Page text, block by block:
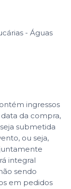
- Águas
ingressos
da compra,
submetida
ou seja,
integral
sendo
em pedidos